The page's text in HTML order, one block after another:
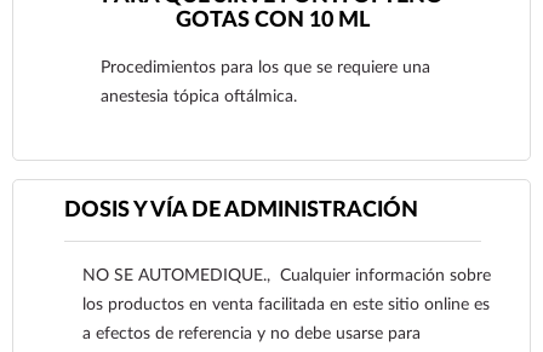
GOTAS CON 10 ML
Procedimientos para los que se requiere una
anestesia tópica oftálmica.
DOSIS Y VÍA DE ADMINISTRACIÓN
NO SE AUTOMEDIQUE., Cualquier información sobre
los productos en venta facilitada en este sitio online es
a efectos de referencia y no debe usarse para